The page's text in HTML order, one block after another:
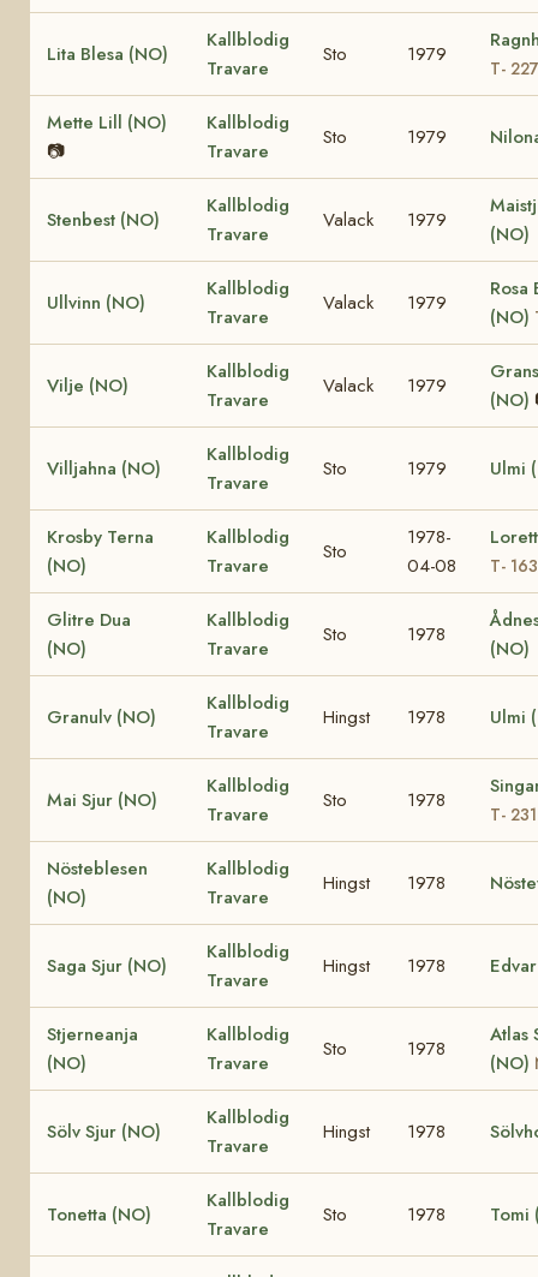
Lita Blesa (NO)
Kallblodig
Travare
Sto 1979
T-
Mette Lill (NO)
📷
Kallblodig
Travare
Sto 1979
Stenbest (NO)
Kallblodig
Travare
Valack 1979
(NO)
Ullvinn (NO)
Kallblodig
Travare
Valack 1979
Rosa
(NO)
Vilje (NO)
Kallblodig
Travare
Valack 1979
(NO)
Villjahna (NO)
Kallblodig
Travare
Sto 1979 Ulmi
Krosby Terna
(NO)
Kallblodig
Travare
Sto
1978-
04-08
T-
Glitre Dua
(NO)
Kallblodig
Travare
Sto 1978
(NO)
Granulv (NO)
Kallblodig
Travare
Hingst 1978 Ulmi
Mai Sjur (NO)
Kallblodig
Travare
Sto 1978
T-
Nösteblesen
(NO)
Kallblodig
Travare
Hingst 1978
Saga Sjur (NO)
Kallblodig
Travare
Hingst 1978
Stjerneanja
(NO)
Kallblodig
Travare
Sto 1978
Atlas
(NO)
Sölv Sjur (NO)
Kallblodig
Travare
Hingst 1978
Tonetta (NO)
Kallblodig
Travare
Sto 1978 Tomi